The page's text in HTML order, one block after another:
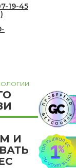
19-45
И